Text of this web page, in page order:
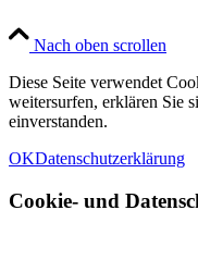
Nach oben scrollen
Diese Seite verwendet
weitersurfen, erklären Sie
einverstanden.
OKDatenschutzerklärung
Cookie- und